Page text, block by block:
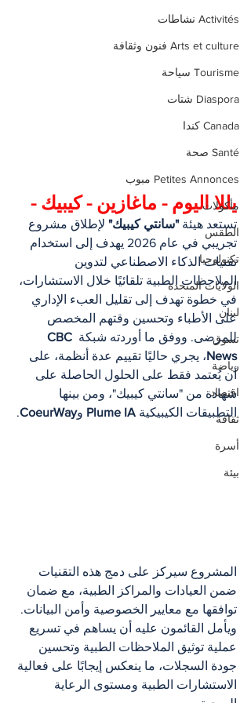
Activités نشاطات
Arts et culture فنون وثقافة
Tourisme سياحة
Diaspora شتات
Canada كندا
Santé صحة
Petites Annonces مبوب
مأكولات
الطقس
تكنولوجيا
الولايات المتحدة
لبنان
تسوق
رياضة
اقتصاد
ثقافة
أسرة
بيئة
يللا اليوم - ماغازين - كيبيك -
تستعد هيئة "سانتي كيبيك" لإطلاق مشروع
تجريبي في عام 2026 يهدف إلى استخدام
تقنيات الذكاء الاصطناعي لتدوين
الملاحظات الطبية تلقائيًا خلال الاستشارات،
في خطوة تهدف إلى تقليل العبء الإداري
على الأطباء وتحسين وقتهم المخصص
للمرضى. ووفق ما أوردته شبكة CBC
News، يجري حاليًا تقييم عدة أنظمة، على
أن يُعتمد فقط على الحلول الحاصلة على
شهادة من "سانتي كيبيك"، ومن بينها
التطبيقات الكيبيكية Plume IA وCoeurWay
.
المشروع سيركز على دمج هذه التقنيات
ضمن العيادات والمراكز الطبية، مع ضمان
توافقها مع معايير الخصوصية وأمن البيانات.
ويأمل القائمون عليه أن يساهم في تسريع
عملية توثيق الملاحظات الطبية وتحسين
جودة السجلات، ما ينعكس إيجابًا على فعالية
الاستشارات الطبية ومستوى الرعاية